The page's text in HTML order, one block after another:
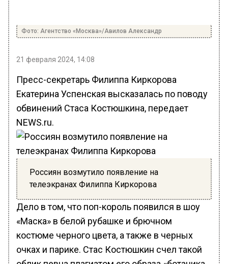
Фото: Агентство «Москва»/Авилов Александр
21 февраля 2024, 14:08
Пресс-секретарь Филиппа Киркорова
Екатерина Успенская высказалась по поводу
обвинений Стаса Костюшкина, передает
NEWS.ru.
Россиян возмутило появление на
телеэкранах Филиппа Киркорова
Дело в том, что поп-король появился в шоу
«Маска» в белой рубашке и брючном
костюме черного цвета, а также в черных
очках и парике. Стас Костюшкин счел такой